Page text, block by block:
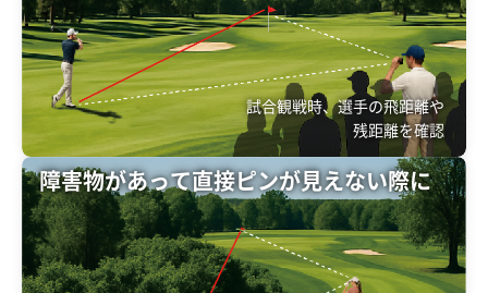
試合観戦時、選手の飛距離や
残距離を確認
障害物があって直接ピンが見えない際に